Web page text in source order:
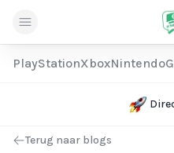
PlayStationXboxNintendo
Terug naar blogs